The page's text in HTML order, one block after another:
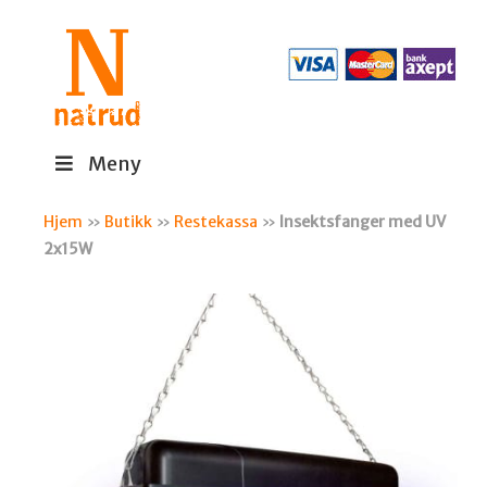
Meny
Hjem » Butikk » Restekassa » Insektsfanger med UV
2x15W